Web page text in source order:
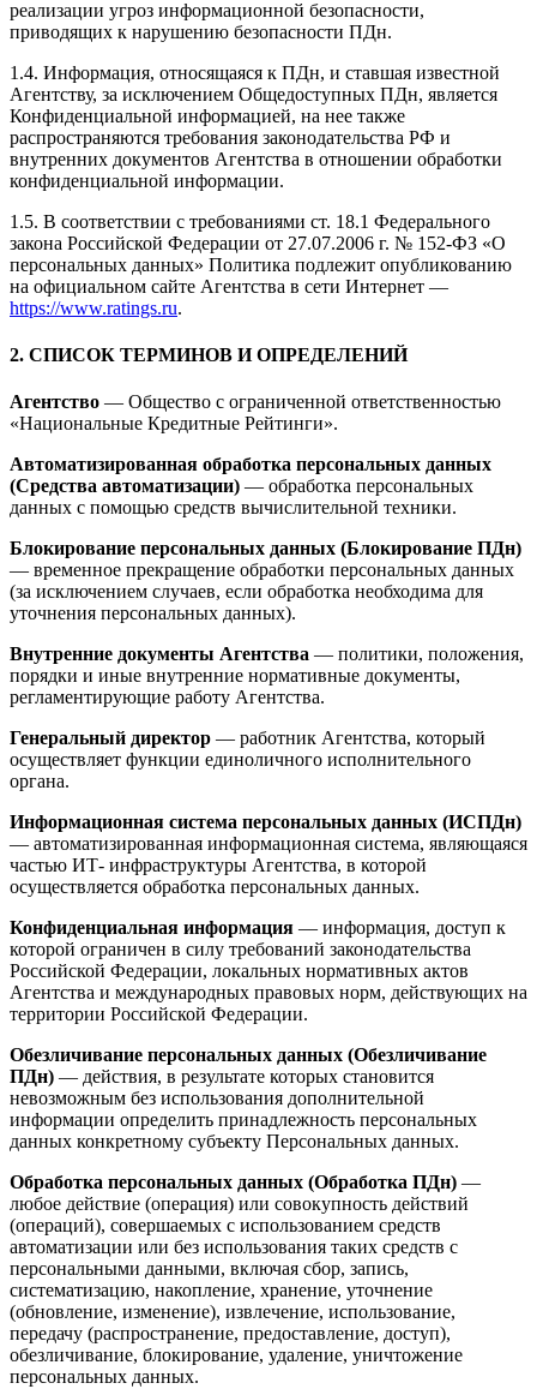
реализации угроз информационной безопасности,
приводящих к нарушению безопасности ПДн.
1.4. Информация, относящаяся к ПДн, и ставшая известной
Агентству, за исключением Общедоступных ПДн, является
Конфиденциальной информацией, на нее также
распространяются требования законодательства РФ и
внутренних документов Агентства в отношении обработки
конфиденциальной информации.
1.5. В соответствии с требованиями ст. 18.1 Федерального
закона Российской Федерации от 27.07.2006 г. № 152-ФЗ «О
персональных данных» Политика подлежит опубликованию
на официальном сайте Агентства в сети Интернет —
https://www.ratings.ru.
2. СПИСОК ТЕРМИНОВ И ОПРЕДЕЛЕНИЙ
Агентство — Общество с ограниченной ответственностью
«Национальные Кредитные Рейтинги».
Автоматизированная обработка персональных данных
(Средства автоматизации) — обработка персональных
данных с помощью средств вычислительной техники.
Блокирование персональных данных (Блокирование ПДн)
— временное прекращение обработки персональных данных
(за исключением случаев, если обработка необходима для
уточнения персональных данных).
Внутренние документы Агентства — политики, положения,
порядки и иные внутренние нормативные документы,
регламентирующие работу Агентства.
Генеральный директор — работник Агентства, который
осуществляет функции единоличного исполнительного
органа.
Информационная система персональных данных (ИСПДн)
— автоматизированная информационная система, являющаяся
частью ИТ- инфраструктуры Агентства, в которой
осуществляется обработка персональных данных.
Конфиденциальная информация — информация, доступ к
которой ограничен в силу требований законодательства
Российской Федерации, локальных нормативных актов
Агентства и международных правовых норм, действующих на
территории Российской Федерации.
Обезличивание персональных данных (Обезличивание
ПДн) — действия, в результате которых становится
невозможным без использования дополнительной
информации определить принадлежность персональных
данных конкретному субъекту Персональных данных.
Обработка персональных данных (Обработка ПДн) —
любое действие (операция) или совокупность действий
(операций), совершаемых с использованием средств
автоматизации или без использования таких средств с
персональными данными, включая сбор, запись,
систематизацию, накопление, хранение, уточнение
(обновление, изменение), извлечение, использование,
передачу (распространение, предоставление, доступ),
обезличивание, блокирование, удаление, уничтожение
персональных данных.